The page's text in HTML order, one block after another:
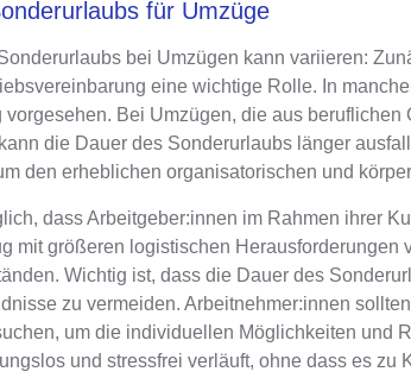
für Umzüge
bei Umzügen kann variieren:
eine wichtige Rolle. In
vorgesehen. Bei Umzügen, die aus beruflichen
die Dauer des Sonderurlaubs länger
den erheblichen organisatorischen und
dass Arbeitgeber:innen im Rahmen ihrer
mit größeren logistischen
Wichtig ist, dass die Dauer des
zu vermeiden. Arbeitnehmer:innen
um die individuellen Möglichkeiten und
und stressfrei verläuft, ohne dass es zu